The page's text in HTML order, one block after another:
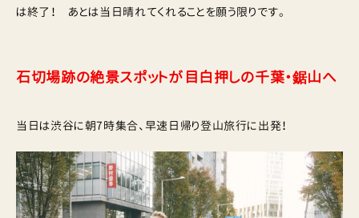
は終了！ あとは当日晴れてくれることを願う限りです。
石切場跡の絶景スポットが目白押しの千葉・鋸山へ
当日は渋谷に朝7時集合、早速日帰り登山旅行に出発！